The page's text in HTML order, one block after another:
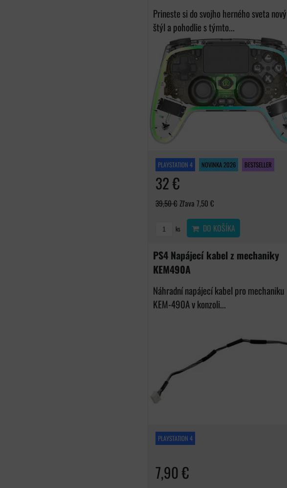
Prineste si do svojho herného sveta nový
štýl a pohodlie s týmto...
PLAYSTATION 4 NOVINKA 2026 BESTSELLER
32 €
39,50 €Zľava 7,50 €
ks DO KOŠÍKA
PS4 Napájecí kabel z mechaniky
KEM490A
Náhradní napájecí kabel pro mechaniku
KEM-490A v konzoli...
PLAYSTATION 4
7,90 €